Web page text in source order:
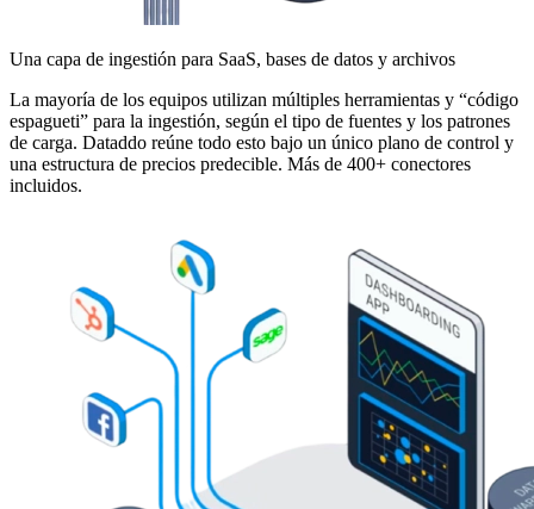
Una capa de ingestión para SaaS, bases de datos y archivos
La mayoría de los equipos utilizan múltiples herramientas y “código
espagueti” para la ingestión, según el tipo de fuentes y los patrones
de carga. Dataddo reúne todo esto bajo un único plano de control y
una estructura de precios predecible. Más de 400+ conectores
incluidos.